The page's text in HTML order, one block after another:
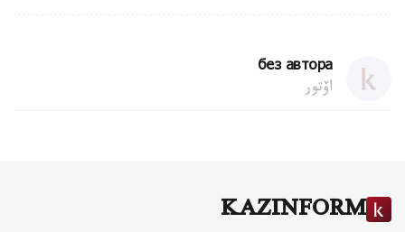
без автора
اۆتور
KAZINFORM